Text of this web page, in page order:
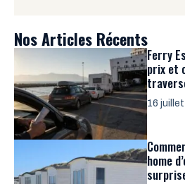
Nos Articles Récents
Ferry
prix et
16
home